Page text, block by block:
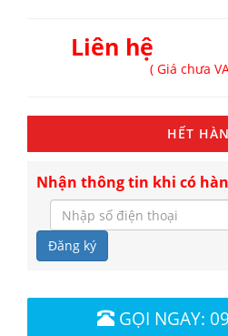
Liên hệ
( Giá chưa
HẾT
Nhận thông tin khi có
Đăng ký
GỌI NGAY: